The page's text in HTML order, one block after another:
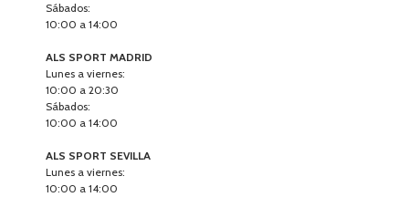
Sábados:
10:00 a 14:00
ALS SPORT MADRID
Lunes a viernes:
10:00 a 20:30
Sábados:
10:00 a 14:00
ALS SPORT SEVILLA
Lunes a viernes:
10:00 a 14:00